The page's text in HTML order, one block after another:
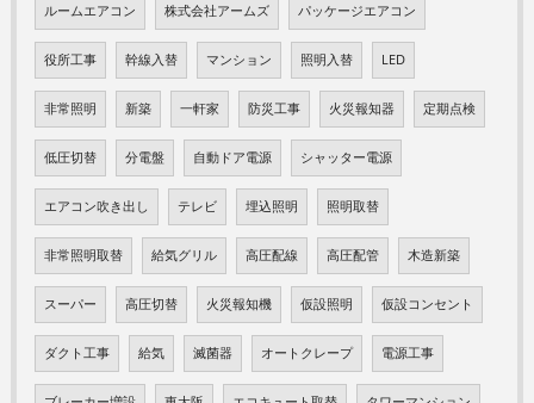
ルームエアコン 株式会社アームズ パッケージエアコン
役所工事 幹線入替 マンション 照明入替 LED
非常照明 新築 一軒家 防災工事 火災報知器 定期点検
低圧切替 分電盤 自動ドア電源 シャッター電源
エアコン吹き出し テレビ 埋込照明 照明取替
非常照明取替 給気グリル 高圧配線 高圧配管 木造新築
スーパー 高圧切替 火災報知機 仮設照明 仮設コンセント
ダクト工事 給気 滅菌器 オートクレープ 電源工事